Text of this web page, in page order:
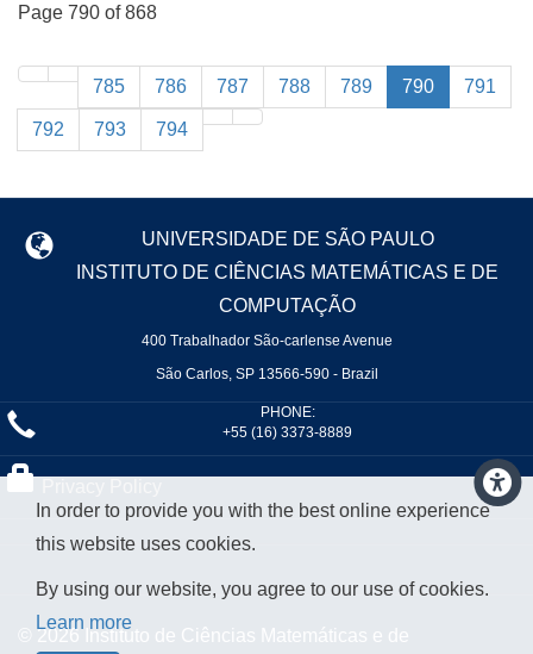
Page 790 of 868
785 786 787 788 789 790 791
792 793 794
UNIVERSIDADE DE SÃO PAULO
INSTITUTO DE CIÊNCIAS MATEMÁTICAS E DE
COMPUTAÇÃO
400 Trabalhador São-carlense Avenue
São Carlos, SP 13566-590 - Brazil
PHONE:
+55 (16) 3373-8889
© 2026 Instituto de Ciências Matemáticas e de
In order to provide you with the best online experience
this website uses cookies.
By using our website, you agree to our use of cookies.
Learn more